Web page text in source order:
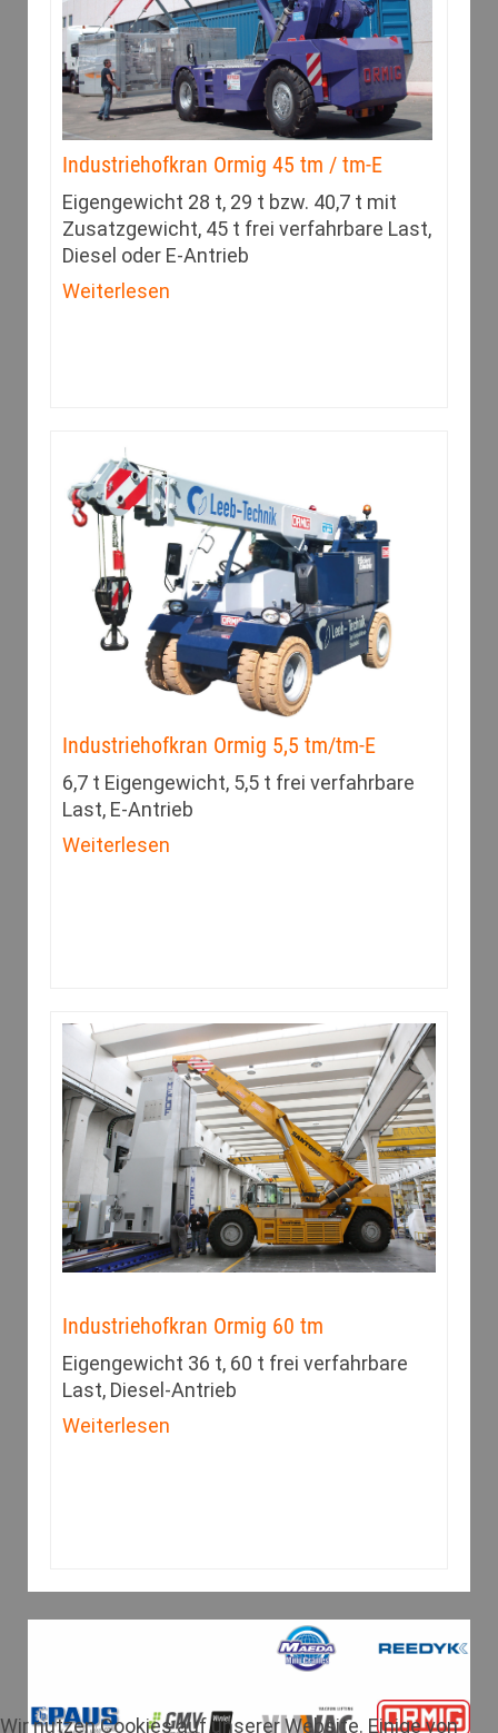
Industriehofkran Ormig 45 tm / tm-E
Eigengewicht 28 t, 29 t bzw. 40,7 t mit
Zusatzgewicht, 45 t frei verfahrbare Last,
Diesel oder E-Antrieb
Weiterlesen
Industriehofkran Ormig 5,5 tm/tm-E
6,7 t Eigengewicht, 5,5 t frei verfahrbare
Last, E-Antrieb
Weiterlesen
Industriehofkran Ormig 60 tm
Eigengewicht 36 t, 60 t frei verfahrbare
Last, Diesel-Antrieb
Weiterlesen
Wir nutzen Cookies auf unserer Website. Einige von